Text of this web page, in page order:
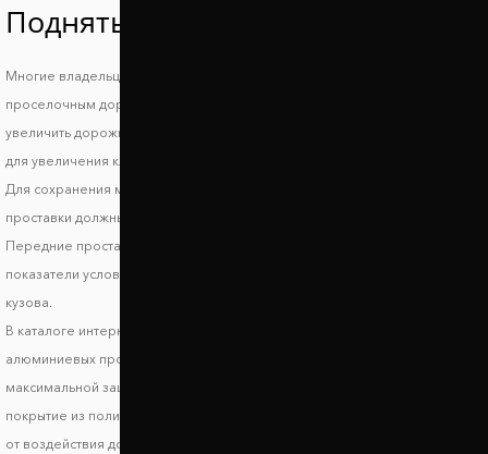
Поднять Фиат Брава
Многие владельцы автомобилей Fiat Brava знают, что такое езда по
проселочным дорогам и загородным трассам и поэтому стараются
увеличить дорожный просвет Фиат Брава. При выборе автопроставок
для увеличения клиренса стоит обратить внимание на высоту проставок.
Для сохранения маневренности и устойчивости авто на дороге задние
проставки должны поднимать автомобиль не более, чем на 3-5 см.
Передние проставки лучше использовать высотой до 2 см. Эти
показатели условные и могут отличаться в зависимости от модификации
кузова.
В каталоге интернет магазина Автопроставка вы найдете комплекты
алюминиевых проставок на переднюю и заднюю ось Фиат Брава. Для
максимальной защиты на проставки Фиат Брава наносится специальное
покрытие из полимера. Оно защищает автопроставки в зимний период
от воздействия дорожной химии, а также от процессов коррозии.